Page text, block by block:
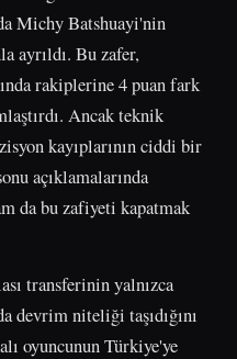
Michy Batshuayi'nin
ayrıldı. Bu zafer,
rakiplerine 4 puan fark
Ancak teknik
kayıplarının ciddi bir
açıklamalarında
da bu zafiyeti kapatmak
transferinin yalnızca
devrim niteliği taşıdığını
oyuncunun Türkiye'ye